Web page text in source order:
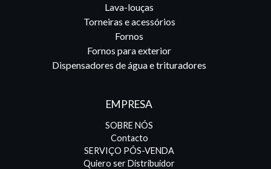
Lava-louças
Torneiras e acessórios
Fornos
Fornos para exterior
Dispensadores de água e trituradores
EMPRESA
SOBRE NÓS
Contacto
SERVIÇO PÓS-VENDA
Quiero ser Distribuidor